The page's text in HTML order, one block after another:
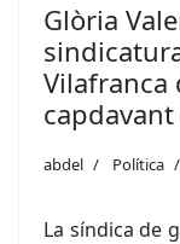
Glòria
Vilafranca
abdel Política
La síndica de